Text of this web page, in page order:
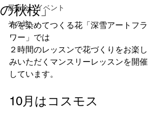
展示会・イベント
その他
の秋桜」
布を染めてつくる花「深雪アートフラ
ワー」では
２時間のレッスンで花づくりをお楽し
みいただくマンスリーレッスンを開催
しています。
10月はコスモス